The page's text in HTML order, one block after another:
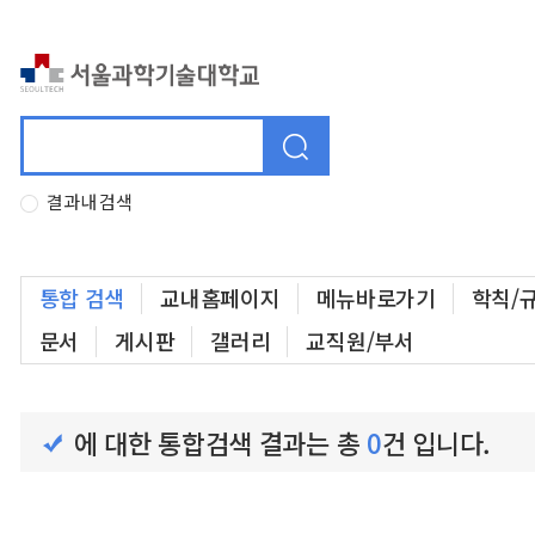
결과내 검색
통합 검색 교내홈페이지 메뉴바로가기
학칙/
문서
게시판 갤러리 교직원/부서
에 대한 통합검색 결과는 총 0건 입니다.